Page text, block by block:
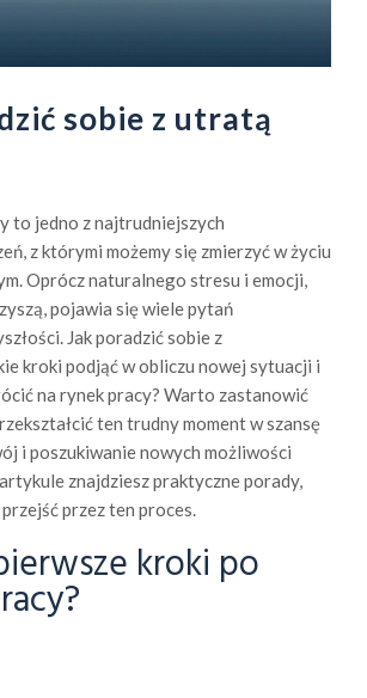
sobie z utratą
to jedno z najtrudniejszych
z którymi możemy się zmierzyć w życiu
Oprócz naturalnego stresu i emocji,
pojawia się wiele pytań
Jak poradzić sobie z
kroki podjąć w obliczu nowej sytuacji i
na rynek pracy? Warto zastanowić
ten trudny moment w szansę
i poszukiwanie nowych możliwości
znajdziesz praktyczne porady,
przez ten proces.
kroki po